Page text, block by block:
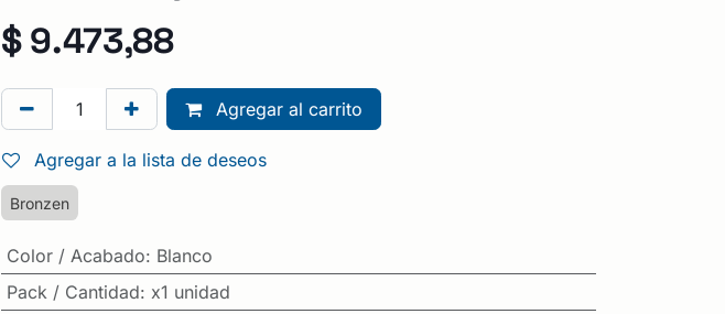
$ 9.473,88
Agregar al carrito
Agregar a la lista de deseos
Bronzen
Color / Acabado: Blanco
Pack / Cantidad: x1 unidad